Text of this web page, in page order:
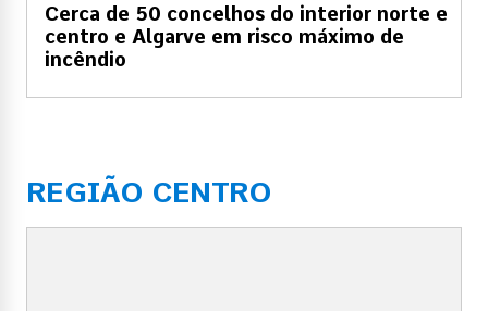
Cerca de 50 concelhos do interior norte e
centro e Algarve em risco máximo de
incêndio
REGIÃO CENTRO